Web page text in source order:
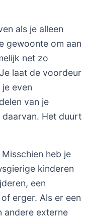
als je alleen
gewoonte om aan
net zo
laat de voordeur
even
van je
Het duurt
heb je
kinderen
een
erger. Als er een
andere externe